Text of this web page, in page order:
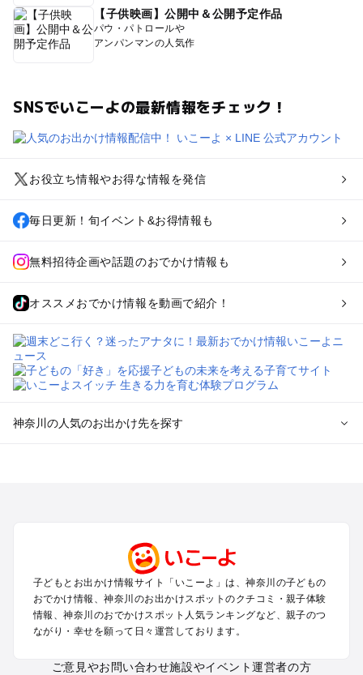
【子供映画】公開中＆公開予定作品
パウ・パトロールや
アンパンマンの人気作
SNSでいこーよの最新情報をチェック！
お役立ち情報やお得な情報を発信
毎日更新！旬イベント&お得情報も
無料招待企画や話題のおでかけ情報も
オススメおでかけ情報を動画で紹介！
神奈川の人気のお出かけ先を探す
小田原・熱海・湯河原・真鶴のプールお出かけ
町田・相模原・愛川・上野原のプールお出かけ
新横浜・港北エリア・日吉・青葉台・鶴見のプールお出かけ
川崎のプールお出かけ
海老名・厚木のプールお出かけ
箱根（湯本・強羅・小涌谷・仙石原・芦ノ湖）のプールお出か
子どもとお出かけ情報サイト「いこーよ」は、神奈川の子どもの
おでかけ情報、神奈川のお出かけスポットのクチコミ・親子体験
情報、神奈川のおでかけスポット人気ランキングなど、親子のつ
ながり・幸せを願って日々運営しております。
ご意見やお問い合わせ施設やイベント運営者の方